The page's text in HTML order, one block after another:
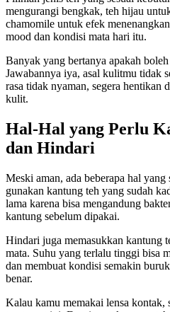
mengurangi bengkak, teh hijau
chamomile untuk efek
mood dan kondisi mata hari itu.
Banyak yang bertanya apakah
Jawabannya iya, asal kulitmu tidak
rasa tidak nyaman, segera hentikan
kulit.
Hal-Hal yang Perlu
dan Hindari
Meski aman, ada beberapa hal
gunakan kantung teh yang sudah
lama karena bisa mengandung
kantung sebelum dipakai.
Hindari juga memasukkan kantung
mata. Suhu yang terlalu tinggi bisa
dan membuat kondisi semakin
benar.
Kalau kamu memakai lensa kontak,